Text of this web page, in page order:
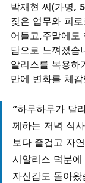
박재현 씨(가명,
잦은 업무와 피
어들고,주말에도
담으로 느껴졌습
알리스를 복용하
만에 변화를 체
“하루하루가 달
께하는 저녁 식
보다 즐겁고 자
시알리스 덕분
자신감도 돌아왔